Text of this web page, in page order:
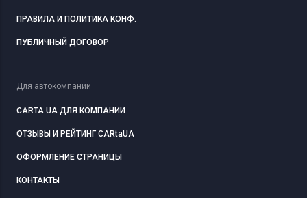
ПРАВИЛА И ПОЛИТИКА КОНФ.
ПУБЛИЧНЫЙ ДОГОВОР
Для автокомпаний
CARTA.UA ДЛЯ КОМПАНИИ
ОТЗЫВЫ И РЕЙТИНГ CARtaUA
ОФОРМЛЕНИЕ СТРАНИЦЫ
КОНТАКТЫ